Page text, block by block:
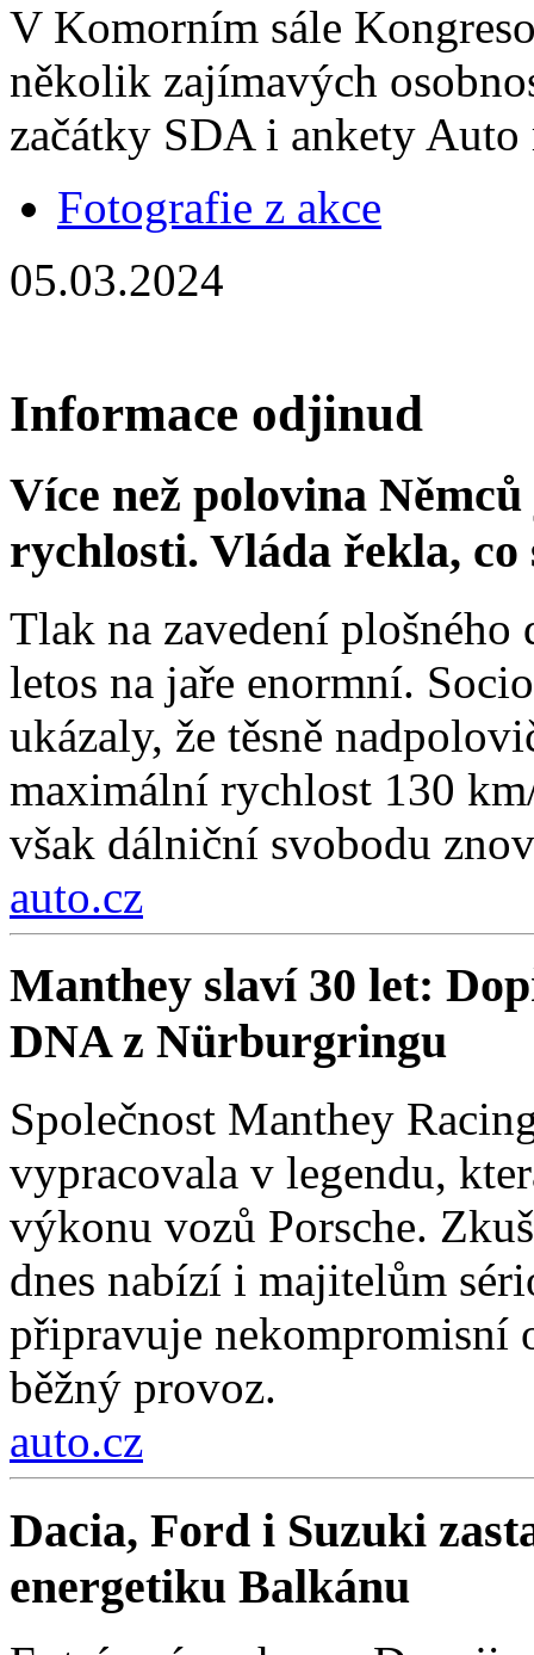
V Komorním sále
několik zajímavých
začátky SDA i ankety
Fotografie z akce
05.03.2024
Informace odjinud
Více než polovina
rychlosti. Vláda řekla, co
Tlak na zavedení
letos na jaře enormní.
ukázaly, že těsně
maximální rychlost 130
však dálniční svobodu
auto.cz
Manthey slaví 30 let:
DNA z Nürburgringu
Společnost Manthey
vypracovala v legendu,
výkonu vozů Porsche.
dnes nabízí i majitelům
připravuje nekompromisní
běžný provoz.
auto.cz
Dacia, Ford i Suzuki
energetiku Balkánu